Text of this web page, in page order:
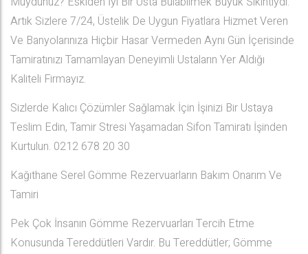
Artık Sizlere 7/24, Üstelik De Uygun Fiyatlara Hizmet Veren
Ve Banyolarınıza Hiçbir Hasar Vermeden Aynı Gün İçerisinde
Tamiratınızı Tamamlayan Deneyimli Ustaların Yer Aldığı
Kaliteli Firmayız.
Sizlerde Kalıcı Çözümler Sağlamak İçin İşinizi Bir Ustaya
Teslim Edin, Tamir Stresi Yaşamadan Sifon Tamiratı İşinden
Kurtulun. 0212 678 20 30
Kağıthane Serel Gömme Rezervuarların Bakım Onarım Ve
Tamiri
Pek Çok İnsanın Gömme Rezervuarları Tercih Etme
Konusunda Tereddütleri Vardır. Bu Tereddütler; Gömme